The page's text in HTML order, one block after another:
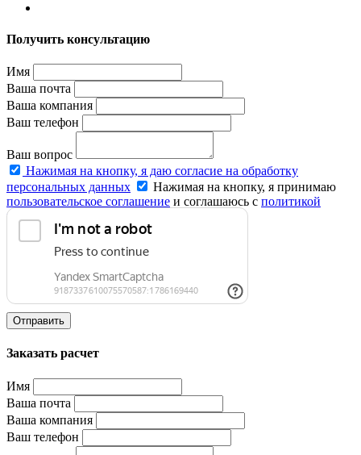
Получить консультацию
Имя
Ваша почта
Ваша компания
Ваш телефон
Ваш вопрос
Нажимая на кнопку, я даю согласие на обработку
персональных данных
Нажимая на кнопку, я принимаю
пользовательское соглашение и соглашаюсь с политикой
конфиденциальности
Отправить
Заказать расчет
Имя
Ваша почта
Ваша компания
Ваш телефон